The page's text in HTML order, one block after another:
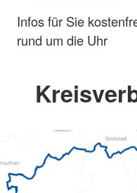
Infos für Sie
rund um die Uhr